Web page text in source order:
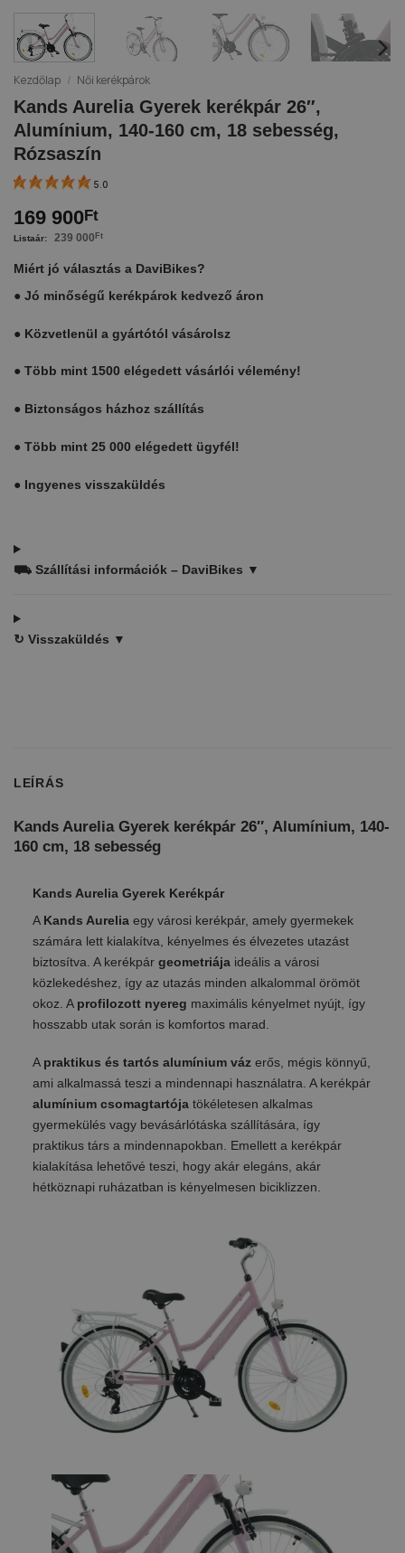
Kezdőlap / Női kerékpárok
Kands Aurelia Gyerek kerékpár 26″,
Alumínium, 140-160 cm, 18 sebesség,
Rózsaszín
5.0
169 900Ft
239 000 Ft
Miért jó választás a DaviBikes?
● Jó minőségű kerékpárok kedvező áron
● Közvetlenül a gyártótól vásárolsz
● Több mint 1500 elégedett vásárlói vélemény!
● Biztonságos házhoz szállítás
● Több mint 25 000 elégedett ügyfél!
● Ingyenes visszaküldés
⛟ Szállítási információk – DaviBikes ▼
↻ Visszaküldés ▼
LEÍRÁS
Kands Aurelia Gyerek kerékpár 26″, Alumínium, 140-
160 cm, 18 sebesség
Kands Aurelia Gyerek Kerékpár
A Kands Aureliaegy városi kerékpár, amely gyermekek
számára lett kialakítva, kényelmes és élvezetes utazást
biztosítva. A kerékpár geometriájaideális a városi
közlekedéshez, így az utazás minden alkalommal örömöt
okoz. A profilozott nyereg maximális kényelmet nyújt, így
hosszabb utak során is komfortos marad.
A praktikus és tartós alumínium váz erős, mégis könnyű,
ami alkalmassá teszi a mindennapi használatra. A kerékpár
alumínium csomagtartójatökéletesen alkalmas
gyermekülés vagy bevásárlótáska szállítására, így
praktikus társ a mindennapokban. Emellett a kerékpár
kialakítása lehetővé teszi, hogy akár elegáns, akár
hétköznapi ruházatban is kényelmesen biciklizzen.